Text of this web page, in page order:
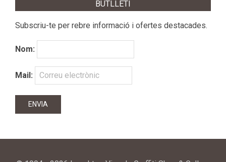
BUTLLETI
Subscriu-te per rebre informació i ofertes destacades.
Nom:
Mail: